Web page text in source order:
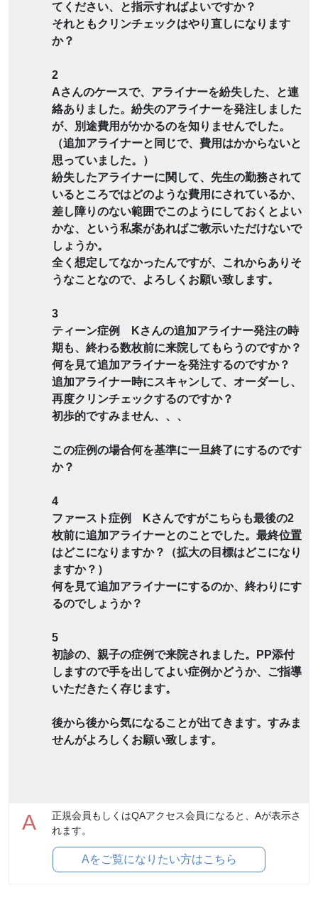
てください、と指示すればよいですか？
それともクリンチェックはやり直しになります
か？
2
Aさんのケースで、アライナーを紛失した、と連
絡ありました。紛失のアライナーを発注しました
が、別途費用がかかるのを知りませんでした。
（追加アライナーと同じで、費用はかからないと
思っていました。）
紛失したアライナーに関して、先生の勤務されて
いるところではどのような費用にされているか、
差し障りのない範囲でこのようにしておくとよい
かな、という私案があればご教示いただけないで
しょうか。
全く想定してなかったんですが、これからありそ
うなことなので、よろしくお願い致します。
3
ティーン症例 Kさんの追加アライナー発注の時
期も、終わる数枚前に来院してもらうのですか？
何を見て追加アライナーを発注するのですか？
追加アライナー時にスキャンして、オーダーし、
再度クリンチェックするのですか？
初歩的ですみません、、、
この症例の場合何を基準に一旦終了にするのです
か？
4
ファースト症例 Kさんですがこちらも最後の2
枚前に追加アライナーとのことでした。最終位置
はどこになりますか？（拡大の目標はどこになり
ますか？）
何を見て追加アライナーにするのか、終わりにす
るのでしょうか？
5
初診の、親子の症例で来院されました。PP添付
しますので手を出してよい症例かどうか、ご指導
いただきたく存じます。
後から後から気になることが出てきます。すみま
せんがよろしくお願い致します。
A
正規会員もしくはQAアクセス会員になると、Aが表示さ
れます。
Aをご覧になりたい方はこちら